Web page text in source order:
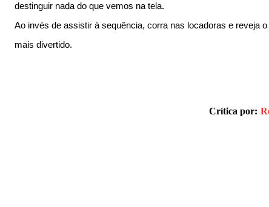
destinguir nada do que vemos na tela.
Ao invés de assistir à sequência, corra nas locadoras e reveja
mais divertido.
Crítica por: